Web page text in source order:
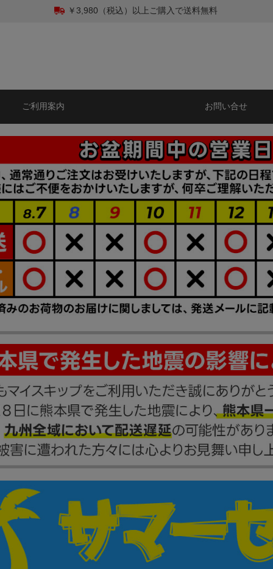
￥3,980（税込）以上ご購入で送料無料
ご利用案内 お問い合せ